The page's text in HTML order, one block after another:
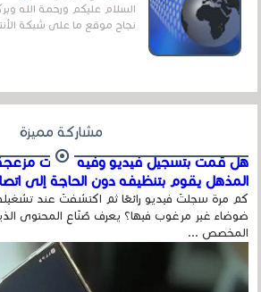
السلام عليكم ورحمة الله
نجاح موقع ما على شبكة
مشاركة مميزة
هل قمت بتسجيل فيديو وفيه أصوت مزعجة
المذهل يقوم بتنظيفه دون الحاجة إلى
كم مرة سجلتَ فيديو رائعًا ثم اكتشفتَ عند
ضوضاء غير مرغوب فيها؟ يعرف صُنّاع المحتوى
المخصص ...